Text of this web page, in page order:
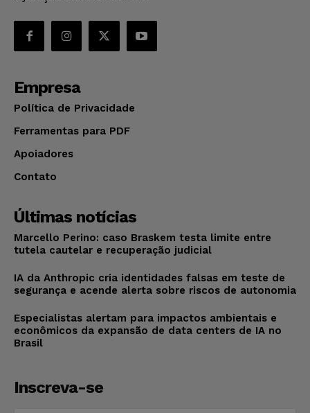
Empresa
Política de Privacidade
Ferramentas para PDF
Apoiadores
Contato
Últimas notícias
Marcello Perino: caso Braskem testa limite entre
tutela cautelar e recuperação judicial
IA da Anthropic cria identidades falsas em teste de
segurança e acende alerta sobre riscos de autonomia
Especialistas alertam para impactos ambientais e
econômicos da expansão de data centers de IA no
Brasil
Inscreva-se